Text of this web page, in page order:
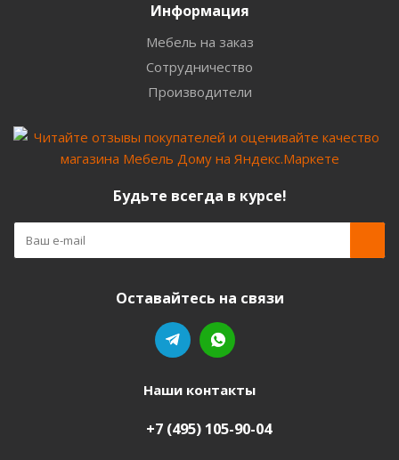
Информация
Мебель на заказ
Сотрудничество
Производители
Будьте всегда в курсе!
Оставайтесь на связи
Наши контакты
+7 (495) 105-90-04